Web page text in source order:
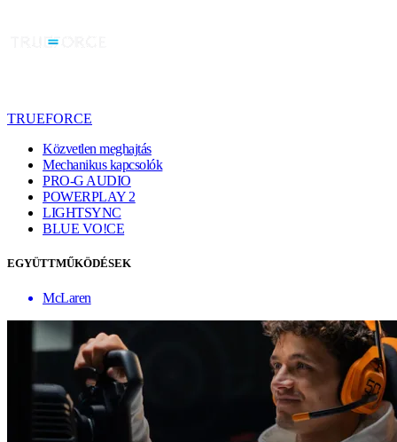
TRUEFORCE
Közvetlen meghajtás
Mechanikus kapcsolók
PRO-G AUDIO
POWERPLAY 2
LIGHTSYNC
BLUE VO!CE
EGYÜTTMŰKÖDÉSEK
McLaren